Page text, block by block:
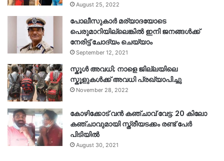
August 25, 2022
പോലീസുകാര്‍ മര്യാദയോടെ
പെരുമാറിയില്ലെങ്കില്‍ ഇനി ജനങ്ങള്‍ക്ക്
നേരിട്ട് ചോദ്യം ചെയ്യാം
September 12, 2021
സ്കൂൾ അവധി; നാളെ ജില്ലയിലെ
സ്കൂളുകൾക്ക് അവധി പ്രഖ്യാപിച്ചു
November 28, 2022
കോഴിക്കോട് വൻ കഞ്ചാവ് വേട്ട: 20 കിലോ
കഞ്ചാവുമായി സ്ത്രീയടക്കം രണ്ട് പേർ
പിടിയിൽ
August 30, 2021